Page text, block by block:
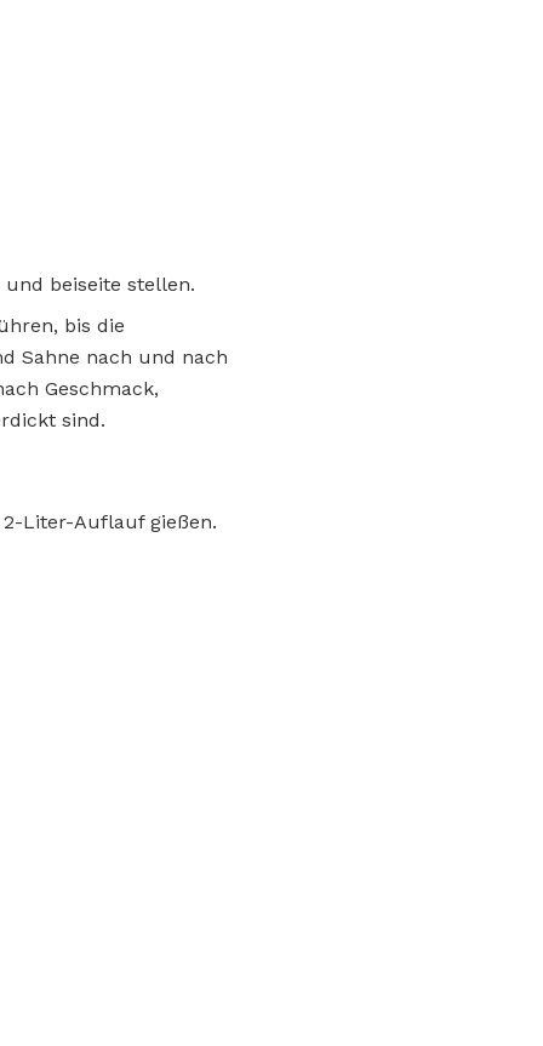
beiseite stellen.
bis die
Sahne nach und nach
Geschmack,
sind.
Liter-Auflauf gießen.